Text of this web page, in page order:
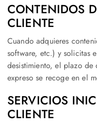
CONTENIDOS
CLIENTE
Cuando adquieres
software, etc.) y solicitas
desistimiento, el plazo
expreso se recoge en el
SERVICIOS
CLIENTE